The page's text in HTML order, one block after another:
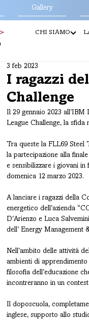
Gallery
CHI SIAMO
I ragazzi
Challenge
3 feb 2023
Il 29 gennaio 2023
League Challenge, la
Tra queste la FLL69 Steel
la partecipazione alla
e sensibilizzare i giovani
domenica 12 marzo 2023.
A lanciare i ragazzi della
energetico dell’azienda
D’Arienzo e Luca
dell’ Energy Management
Nell’ambito delle attività
ambienti di
filosofia dell’educazione
incontreranno in un
Il doposcuola,
inglese, supporto allo